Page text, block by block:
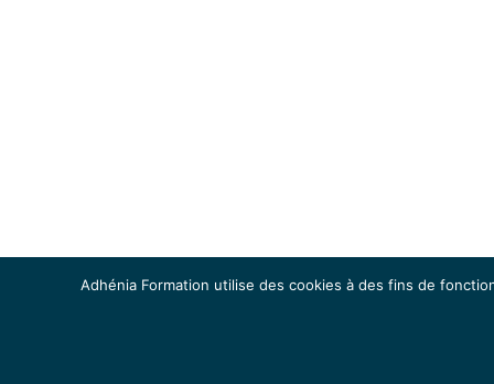
Adhénia Formation utilise des cookies à des fins de